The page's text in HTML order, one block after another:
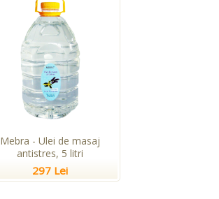
Mebra - Ulei de masaj
antistres, 5 litri
297 Lei